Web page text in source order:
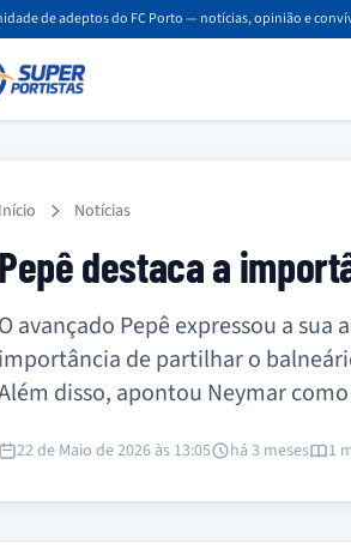
de adeptos do FC Porto — notícias, opinião e
Início Notícias
Pepê destaca a
O avançado Pepê expressou a
importância de partilhar o
disso, apontou Neymar
22 de Maio de 2026 às 13:05 há 3 meses 1